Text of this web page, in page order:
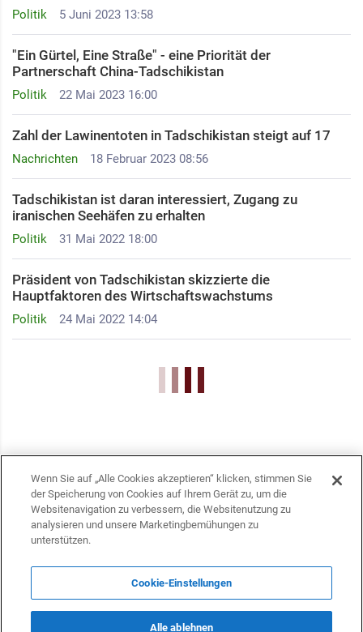
Politik 5 Juni 2023 13:58
Politik 22 Mai 2023 16:00
"Ein Gürtel, Eine Straße" - eine Priorität der
Partnerschaft China-Tadschikistan
Nachrichten 18 Februar 2023 08:56
Zahl der Lawinentoten in Tadschikistan steigt auf 17
Politik 31 Mai 2022 18:00
Tadschikistan ist daran interessiert, Zugang zu
iranischen Seehäfen zu erhalten
Politik 24 Mai 2022 14:04
Präsident von Tadschikistan skizzierte die
Hauptfaktoren des Wirtschaftswachstums
Wenn Sie auf „Alle Cookies akzeptieren“ klicken, stimmen Sie
der Speicherung von Cookies auf Ihrem Gerät zu, um die
Websitenavigation zu verbessern, die Websitenutzung zu
analysieren und unsere Marketingbemühungen zu
unterstützen.
Cookie-Einstellungen
Alle ablehnen